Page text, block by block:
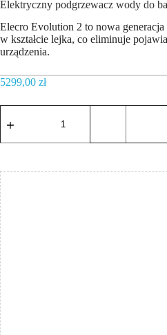
Elektryczny podgrzewacz wody do
Elecro Evolution 2 to nowa
w kształcie lejka, co eliminuje
urządzenia.
5299,00 zł
Elektryczny
wody
basenu
Elecro
Evolution
2
Tytan
18kW
380V